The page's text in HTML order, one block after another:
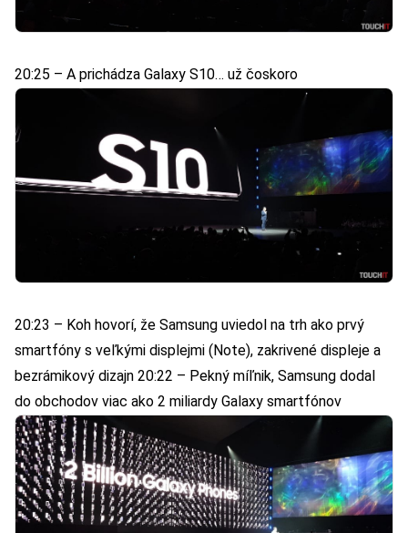
20:25 – A prichádza Galaxy S10… už čoskoro
20:23 – Koh hovorí, že Samsung uviedol na trh ako prvý
smartfóny s veľkými displejmi (Note), zakrivené displeje a
bezrámikový dizajn 20:22 – Pekný míľnik, Samsung dodal
do obchodov viac ako 2 miliardy Galaxy smartfónov